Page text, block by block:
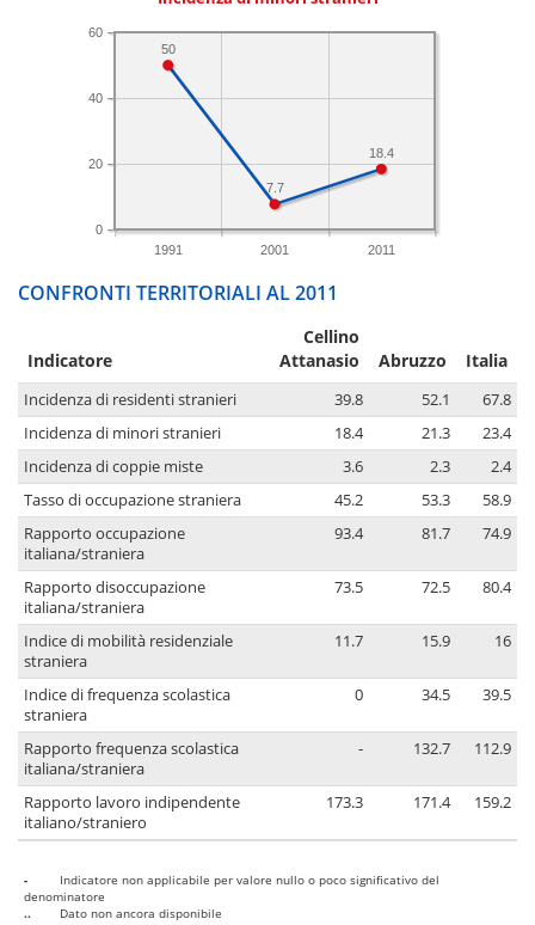
1991 2001 2011
0
20
40
60
18.4
7.7
50
CONFRONTI TERRITORIALI AL 2011
Indicatore
Cellino
Attanasio
Abruzzo Italia
Incidenza di residenti stranieri 39.8 52.1
67.8
Incidenza di minori stranieri
18.4 21.3
23.4
Incidenza di coppie miste
3.6 2.3
2.4
Tasso di occupazione straniera
45.2 53.3
58.9
Rapporto occupazione
italiana/straniera
93.4 81.7 74.9
Rapporto disoccupazione
italiana/straniera
73.5 72.5 80.4
Indice di mobilità residenziale
straniera
11.7 15.9 16
Indice di frequenza scolastica
straniera
0 34.5 39.5
Rapporto frequenza scolastica
italiana/straniera
- 132.7 112.9
Rapporto lavoro indipendente
italiano/straniero
173.3 171.4 159.2
-
Indicatore non applicabile per valore nullo o poco significativo del
denominatore
..
Dato non ancora disponibile